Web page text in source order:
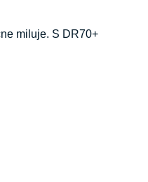
miluje. S DR70+